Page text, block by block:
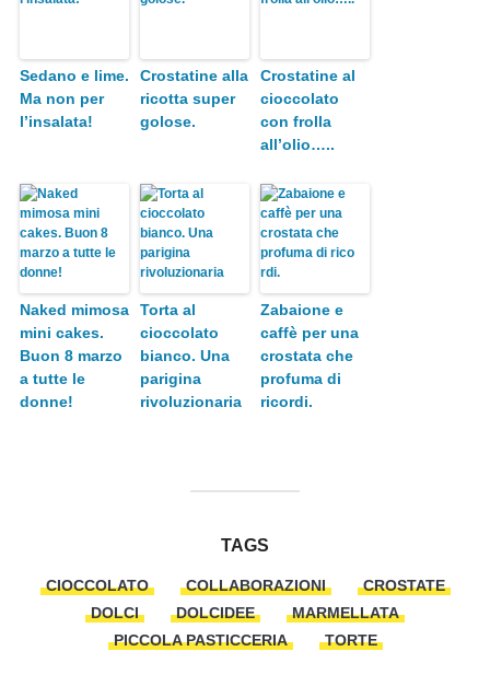
Sedano e lime.
Ma non per
l’insalata!
Crostatine alla
ricotta super
golose.
Crostatine al
cioccolato
con frolla
all’olio…..
Naked mimosa
mini cakes.
Buon 8 marzo
a tutte le
donne!
Torta al
cioccolato
bianco. Una
parigina
rivoluzionaria
Zabaione e
caffè per una
crostata che
profuma di
rico​rdi.
TAGS
CIOCCOLATO COLLABORAZIONI
CROSTATE
DOLCI
DOLCIDEE
MARMELLATA
PICCOLA PASTICCERIA
TORTE